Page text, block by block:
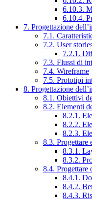
6.10.3.
6.10.4.
7. Progettazione
7.1.
7.2. User
7.2.1.
7.3. Flussi di
7.4. Wireframe
7.5. Prototipi
8. Progettazione
8.1. Obiettivi
8.2. Elementi
8.2.1.
8.2.2.
8.2.3.
8.3. Progettare
8.3.1.
8.3.2.
8.4. Progettare
8.4.1.
8.4.2.
8.4.3.